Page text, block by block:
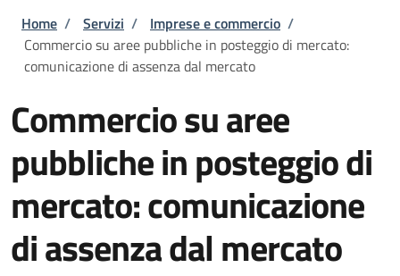
Briciole di pane
Home / Servizi / Imprese e commercio /
Commercio su aree pubbliche in posteggio di mercato:
comunicazione di assenza dal mercato
Commercio su aree
pubbliche in posteggio di
mercato: comunicazione
di assenza dal mercato